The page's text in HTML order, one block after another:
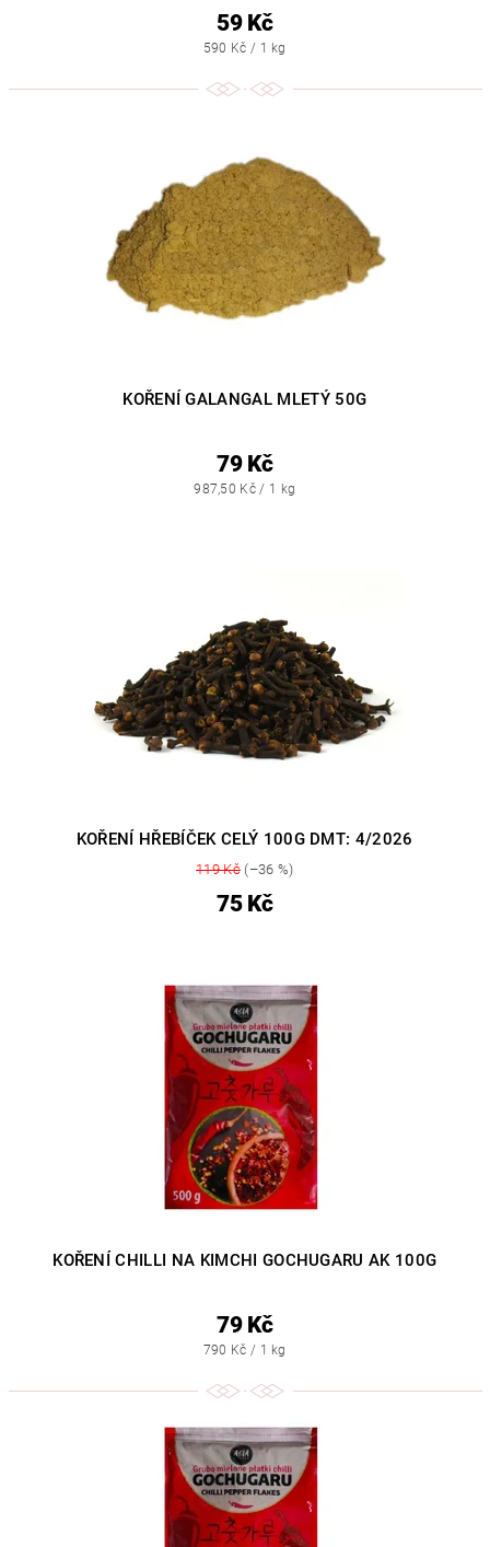
59 Kč
590 Kč / 1 kg
KOŘENÍ GALANGAL MLETÝ 50G
79 Kč
987,50 Kč / 1 kg
KOŘENÍ HŘEBÍČEK CELÝ 100G DMT: 4/2026
119 Kč(–36 %)
75 Kč
KOŘENÍ CHILLI NA KIMCHI GOCHUGARU AK 100G
79 Kč
790 Kč / 1 kg